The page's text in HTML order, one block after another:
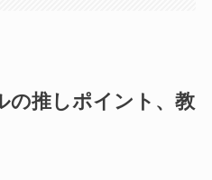
の推しポイント、教